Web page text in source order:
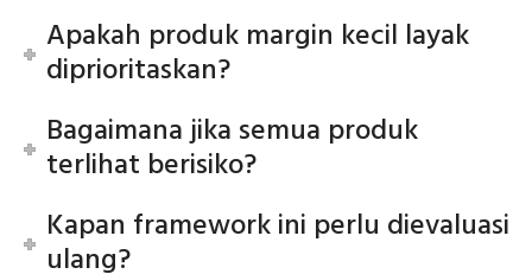
Apakah produk margin kecil layak
diprioritaskan?
Bagaimana jika semua produk
terlihat berisiko?
Kapan framework ini perlu dievaluasi
ulang?